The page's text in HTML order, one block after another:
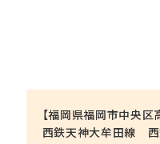
【福岡県福岡市中央区
西鉄天神大牟田線